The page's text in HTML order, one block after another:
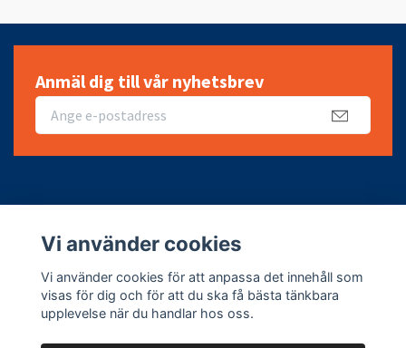
Anmäl dig till vår nyhetsbrev
Sociala medier
Vi använder cookies
Vi använder cookies för att anpassa det innehåll som
visas för dig och för att du ska få bästa tänkbara
upplevelse när du handlar hos oss.